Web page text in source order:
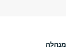
מנהלה